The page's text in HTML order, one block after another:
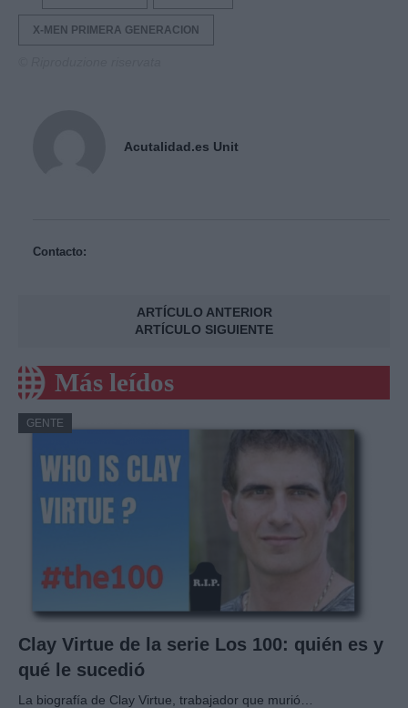
X-MEN PRIMERA GENERACION
Acutalidad.es Unit
Contacto:
ARTÍCULO ANTERIOR
ARTÍCULO SIGUIENTE
Más leídos
GENTE
Clay Virtue de la serie Los 100: quién es y
qué le sucedió
La biografía de Clay Virtue, trabajador que murió…